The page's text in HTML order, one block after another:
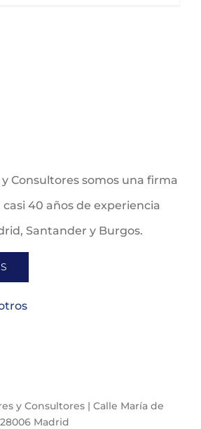
y Consultores somos una firma
40 años de experiencia
Santander y Burgos.
y Consultores | Calle María de
28006 Madrid